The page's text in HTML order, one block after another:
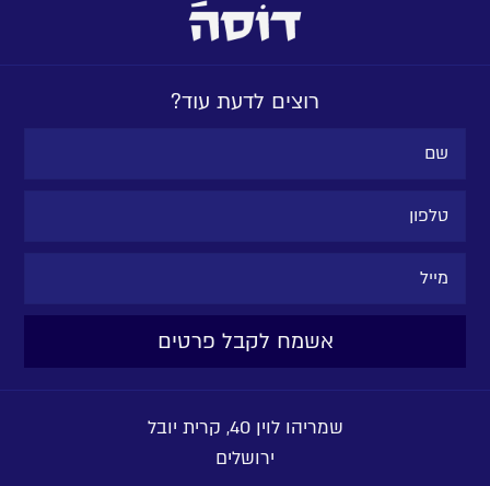
רוצים לדעת עוד?
שמריהו לוין 40, קרית יובל
ירושלים